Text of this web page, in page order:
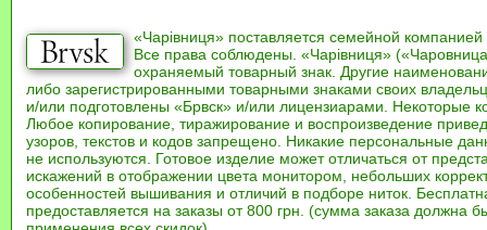
«Чарівниця» поставляется семейной компанией
Все права соблюдены. «Чарівниця»
охраняемый товарный знак. Другие
либо зарегистрированными товарными знаками своих
и/или подготовлены «Брвск» и/или лицензиарами. Некоторые
Любое копирование, тиражирование и воспроизведение
узоров, текстов и кодов запрещено. Никакие персональные
не используются. Готовое изделие может отличаться от
искажений в отображении цвета монитором, небольших
особенностей вышивания и отличий в подборе ниток.
предоставляется на заказы от 800 грн. (сумма заказа должна